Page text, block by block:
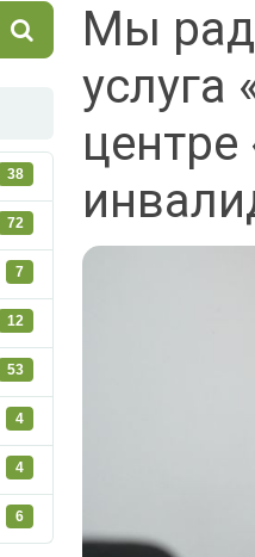
38
72
7
12
53
4
4
6
Мы
центре